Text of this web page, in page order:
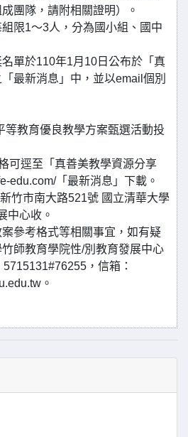
團隊，請附相關證明）。
限1〜3人，分為國小組、國中
單於110年1月10日公布於「真
最新消息」中，並以email個別
等教育優良教學方案甄選活動投
可逕至「真善美教學資源分享
edu.com/「最新消息」下載。
竹市南大路521號 國立清華大學
中心收。
參考格式等相關事宜，如有疑
師教育學院性/別教育發展中心
，信箱：
。